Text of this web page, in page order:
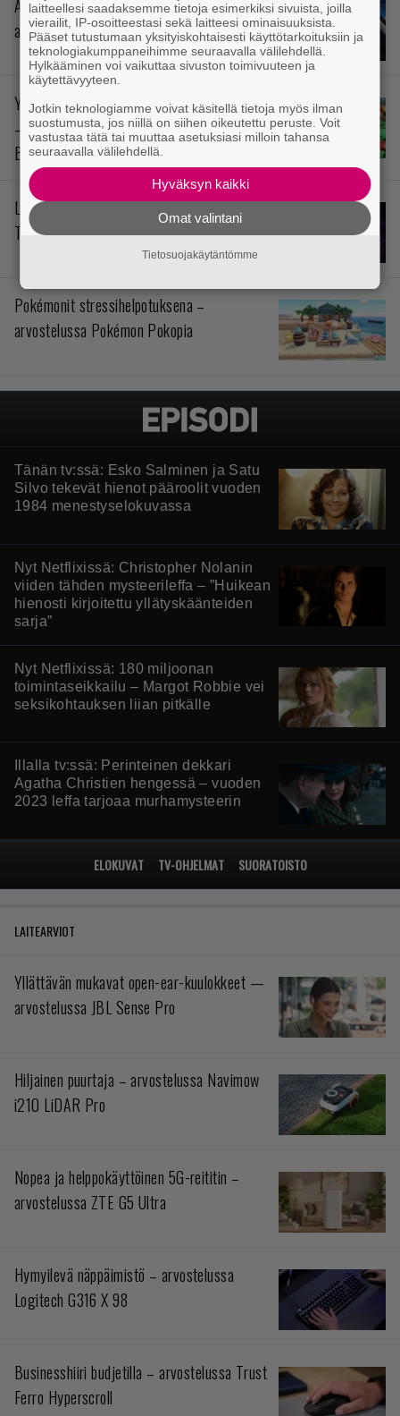
Avaruusromua ilmakehän täydeltä –
arvostelussa Star Fox
Ympäristötiedon värikkäin opintokokonaisuus
– arvostelussa Yoshi and the Mysterious
Book
Levoton prinssi siellä odottaa – arvostelussa
The Rogue Prince of Persia
Pokémonit stressihelpotuksena –
arvostelussa Pokémon Pokopia
Tänän tv:ssä: Esko Salminen ja Satu
Silvo tekevät hienot pääroolit vuoden
1984 menestyselokuvassa
Nyt Netflixissä: Christopher Nolanin
viiden tähden mysteerileffa – ”Huikean
hienosti kirjoitettu yllätyskäänteiden
sarja”
Nyt Netflixissä: 180 miljoonan
toimintaseikkailu – Margot Robbie vei
seksikohtauksen liian pitkälle
Illalla tv:ssä: Perinteinen dekkari
Agatha Christien hengessä – vuoden
2023 leffa tarjoaa murhamysteerin
ELOKUVAT TV-OHJELMAT SUORATOISTO
LAITEARVIOT
Yllättävän mukavat open-ear-kuulokkeet —
arvostelussa JBL Sense Pro
Hiljainen puurtaja – arvostelussa Navimow
i210 LiDAR Pro
Nopea ja helppokäyttöinen 5G-reititin –
arvostelussa ZTE G5 Ultra
Hymyilevä näppäimistö – arvostelussa
Logitech G316 X 98
Businesshiiri budjetilla – arvostelussa Trust
Ferro Hyperscroll
laitteellesi saadaksemme tietoja esimerkiksi sivuista, joilla
vierailit, IP-osoitteestasi sekä laitteesi ominaisuuksista.
Pääset tutustumaan yksityiskohtaisesti käyttötarkoituksiin ja
teknologiakumppaneihimme seuraavalla välilehdellä.
Hylkääminen voi vaikuttaa sivuston toimivuuteen ja
käytettävyyteen.
Jotkin teknologiamme voivat käsitellä tietoja myös ilman
suostumusta, jos niillä on siihen oikeutettu peruste. Voit
vastustaa tätä tai muuttaa asetuksiasi milloin tahansa
seuraavalla välilehdellä.
Hyväksyn kaikki
Omat valintani
Tietosuojakäytäntömme